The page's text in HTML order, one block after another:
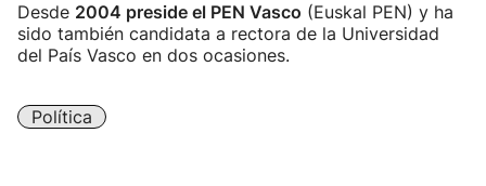
Desde 2004 preside el PEN Vasco (Euskal PEN) y ha
sido también candidata a rectora de la Universidad
del País Vasco en dos ocasiones.
Política